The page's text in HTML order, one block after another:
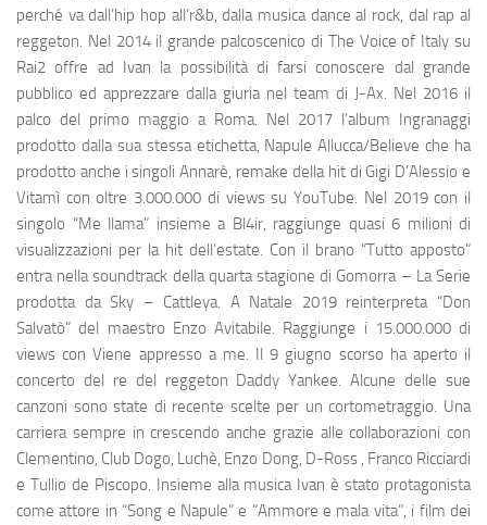
perché va dall’hip hop all’r&b, dalla musica dance al rock, dal rap al
reggeton. Nel 2014 il grande palcoscenico di The Voice of Italy su
Rai2 offre ad Ivan la possibilità di farsi conoscere dal grande
pubblico ed apprezzare dalla giuria nel team di J-Ax. Nel 2016 il
palco del primo maggio a Roma. Nel 2017 l’album Ingranaggi
prodotto dalla sua stessa etichetta, Napule Allucca/Believe che ha
prodotto anche i singoli Annarè, remake della hit di Gigi D’Alessio e
Vitamì con oltre 3.000.000 di views su YouTube. Nel 2019 con il
singolo “Me llama” insieme a Bl4ir, raggiunge quasi 6 milioni di
visualizzazioni per la hit dell’estate. Con il brano “Tutto apposto”
entra nella soundtrack della quarta stagione di Gomorra – La Serie
prodotta da Sky – Cattleya. A Natale 2019 reinterpreta “Don
Salvatò” del maestro Enzo Avitabile. Raggiunge i 15.000.000 di
views con Viene appresso a me. Il 9 giugno scorso ha aperto il
concerto del re del reggeton Daddy Yankee. Alcune delle sue
canzoni sono state di recente scelte per un cortometraggio. Una
carriera sempre in crescendo anche grazie alle collaborazioni con
Clementino, Club Dogo, Luchè, Enzo Dong, D-Ross , Franco Ricciardi
e Tullio de Piscopo. Insieme alla musica Ivan è stato protagonista
come attore in “Song e Napule” e “Ammore e mala vita”, i film dei